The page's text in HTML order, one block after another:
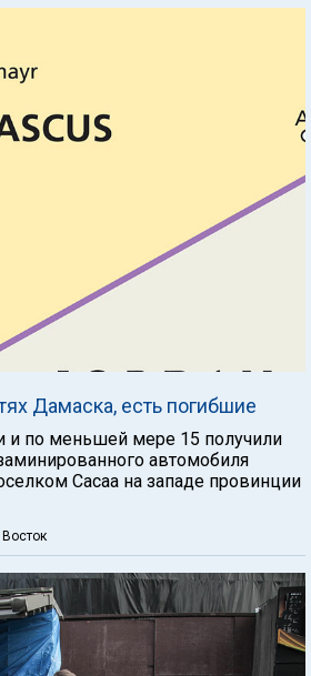
Дамаска, есть погибшие
и по меньшей мере 15 получили
автомобиля
Сасаа на западе провинции